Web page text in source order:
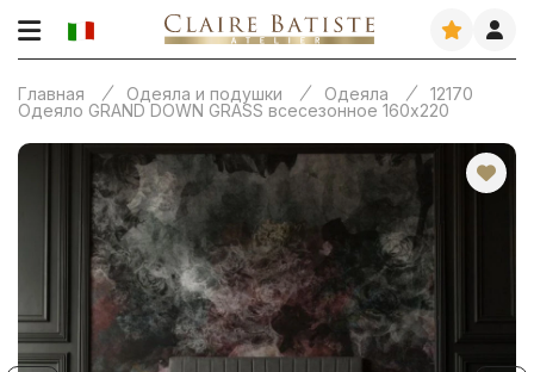
Главная Одеяла и подушки Одеяла
12170
Одеяло GRAND DOWN GRASS всесезонное 160х220